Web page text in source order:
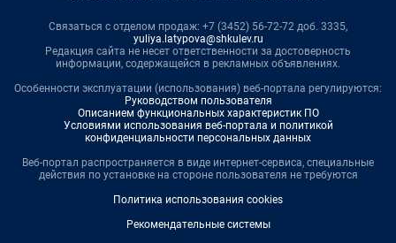
Связаться с отделом продаж: +7 (3452) 56-72-72 доб. 3335,
yuliya.latypova@shkulev.ru
Редакция сайта не несет ответственности за достоверность
информации, содержащейся в рекламных объявлениях.
Особенности эксплуатации (использования) веб-портала регулируются:
Руководством пользователя
Описанием функциональных характеристик ПО
Условиями использования веб-портала и политикой
конфиденциальности персональных данных
Веб-портал распространяется в виде интернет-сервиса, специальные
действия по установке на стороне пользователя не требуются
Политика использования cookies
Рекомендательные системы